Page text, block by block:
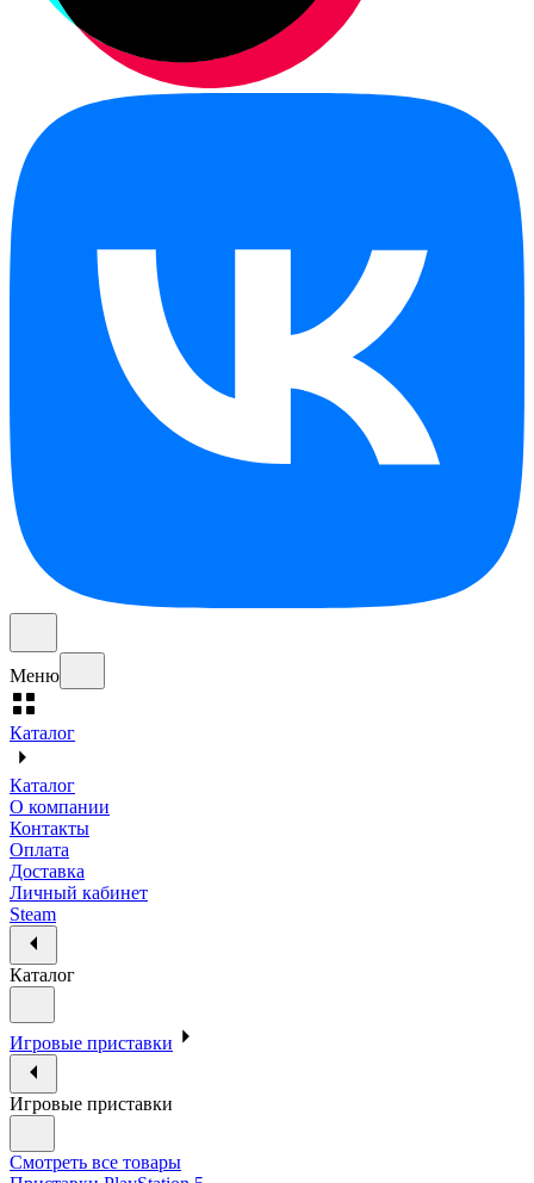
Меню
Каталог
Каталог
О компании
Контакты
Оплата
Доставка
Личный кабинет
Steam
Каталог
Игровые приставки
Игровые приставки
Смотреть все товары